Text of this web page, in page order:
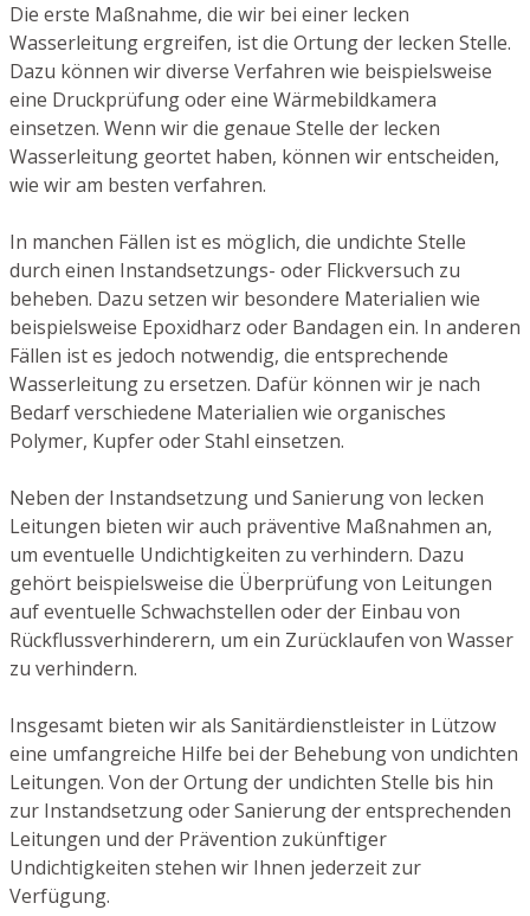
Die erste Maßnahme, die wir bei einer lecken
Wasserleitung ergreifen, ist die Ortung der lecken Stelle.
Dazu können wir diverse Verfahren wie beispielsweise
eine Druckprüfung oder eine Wärmebildkamera
einsetzen. Wenn wir die genaue Stelle der lecken
Wasserleitung geortet haben, können wir entscheiden,
wie wir am besten verfahren.
In manchen Fällen ist es möglich, die undichte Stelle
durch einen Instandsetzungs- oder Flickversuch zu
beheben. Dazu setzen wir besondere Materialien wie
beispielsweise Epoxidharz oder Bandagen ein. In anderen
Fällen ist es jedoch notwendig, die entsprechende
Wasserleitung zu ersetzen. Dafür können wir je nach
Bedarf verschiedene Materialien wie organisches
Polymer, Kupfer oder Stahl einsetzen.
Neben der Instandsetzung und Sanierung von lecken
Leitungen bieten wir auch präventive Maßnahmen an,
um eventuelle Undichtigkeiten zu verhindern. Dazu
gehört beispielsweise die Überprüfung von Leitungen
auf eventuelle Schwachstellen oder der Einbau von
Rückflussverhinderern, um ein Zurücklaufen von Wasser
zu verhindern.
Insgesamt bieten wir als Sanitärdienstleister in Lützow
eine umfangreiche Hilfe bei der Behebung von undichten
Leitungen. Von der Ortung der undichten Stelle bis hin
zur Instandsetzung oder Sanierung der entsprechenden
Leitungen und der Prävention zukünftiger
Undichtigkeiten stehen wir Ihnen jederzeit zur
Verfügung.